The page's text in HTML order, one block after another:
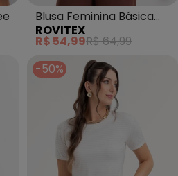
Blusa Feminina Básica
Visco Maquinetada
(Bege)
ROVITEX
R$ 54,99R$ 64,99
-50%